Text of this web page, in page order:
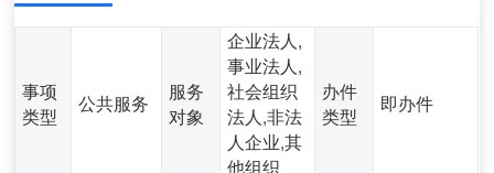
事项
类型
公共服务
服务
对象
企业法人,
事业法人,
社会组织
法人,非法
人企业,其
他组织
办件
类型
即办件